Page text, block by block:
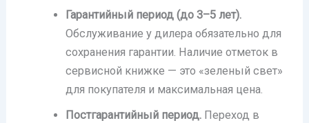
Гарантийный период (до 3–5 лет).
Обслуживание у дилера обязательно для
сохранения гарантии. Наличие отметок в
сервисной книжке — это «зеленый свет»
для покупателя и максимальная цена.
Постгарантийный период.Переход в